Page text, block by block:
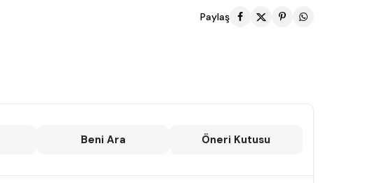
Paylaş
Beni Ara Öneri Kutusu